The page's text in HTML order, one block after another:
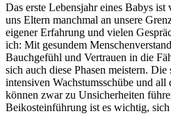
Das erste Lebensjahr eines Babys
uns Eltern manchmal an unsere
eigener Erfahrung und vielen
ich: Mit gesundem
Bauchgefühl und Vertrauen in die
sich auch diese Phasen meistern. Die
intensiven Wachstumsschübe und all
können zwar zu Unsicherheiten
Beikosteinführung ist es wichtig,